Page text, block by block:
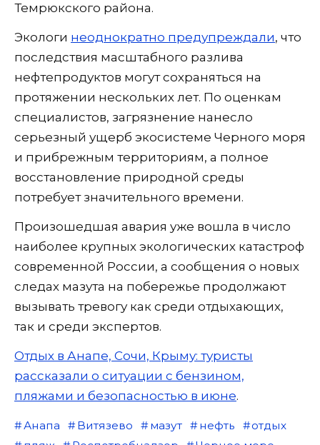
Темрюкского района.
Экологи неоднократно предупреждали, что
последствия масштабного разлива
нефтепродуктов могут сохраняться на
протяжении нескольких лет. По оценкам
специалистов, загрязнение нанесло
серьезный ущерб экосистеме Черного моря
и прибрежным территориям, а полное
восстановление природной среды
потребует значительного времени.
Произошедшая авария уже вошла в число
наиболее крупных экологических катастроф
современной России, а сообщения о новых
следах мазута на побережье продолжают
вызывать тревогу как среди отдыхающих,
так и среди экспертов.
Отдых в Анапе, Сочи, Крыму: туристы
рассказали о ситуации с бензином,
пляжами и безопасностью в июне.
Анапа Витязево мазут нефть
отдых